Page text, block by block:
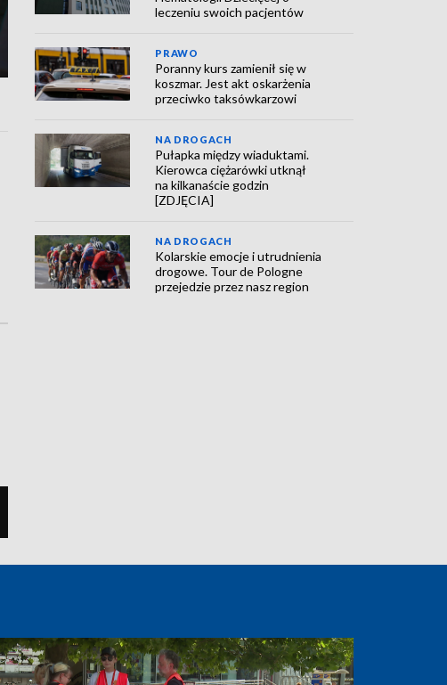
leczeniu swoich pacjentów
PRAWO
Poranny kurs zamienił się w
koszmar. Jest akt oskarżenia
przeciwko taksówkarzowi
NA DROGACH
Pułapka między wiaduktami.
Kierowca ciężarówki utknął
na kilkanaście godzin
[ZDJĘCIA]
NA DROGACH
Kolarskie emocje i utrudnienia
drogowe. Tour de Pologne
przejedzie przez nasz region